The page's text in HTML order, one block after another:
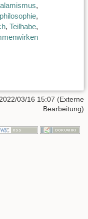
,
,
, Teilhabe,
03/16 15:07 (Externe
Bearbeitung)